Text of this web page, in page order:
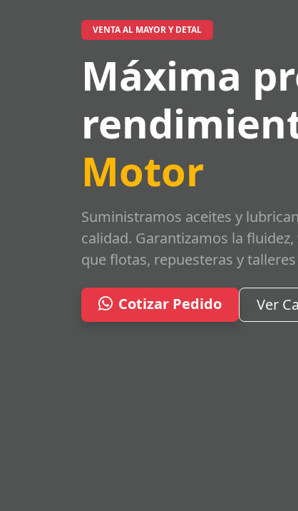
VENTA AL MAYOR Y DETAL
Máxima
Motor
Suministramos aceites y
calidad. Garantizamos la
que flotas, repuesteras y
Cotizar Pedido Ver